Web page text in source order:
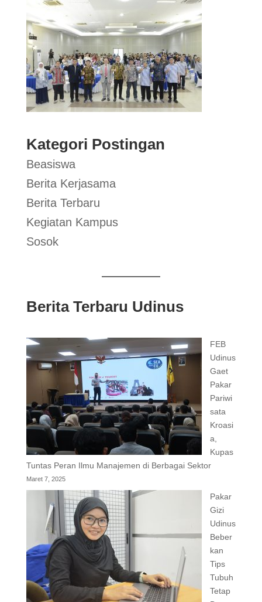
Kategori Postingan
Beasiswa
Berita Kerjasama
Berita Terbaru
Kegiatan Kampus
Sosok
Berita Terbaru Udinus
FEB
Udinus
Gaet
Pakar
Pariwi
sata
Kroasi
a,
Kupas
Tuntas Peran Ilmu Manajemen di Berbagai Sektor
Maret 7, 2025
Pakar
Gizi
Udinus
Beber
kan
Tips
Tubuh
Tetap